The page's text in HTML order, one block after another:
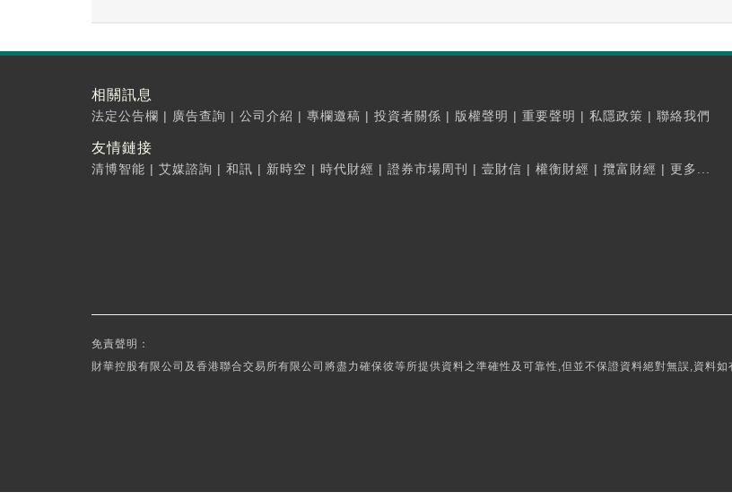
相關訊息
法定公告欄 | 廣告查詢 | 公司介紹 | 專欄邀稿 | 投資者關係 | 版權聲明 | 重要聲明 | 私隱政策 | 聯絡我們
友情鏈接
清博智能 | 艾媒諮詢 | 和訊 | 新時空 | 時代財經 | 證券市場周刊 | 壹財信 | 權衡財經 | 攬富財經 | 更多...
免責聲明：
財華控股有限公司及香港聯合交易所有限公司將盡力確保彼等所提供資料之準確性及可靠性,但並不保證資料絕對無誤,資料如